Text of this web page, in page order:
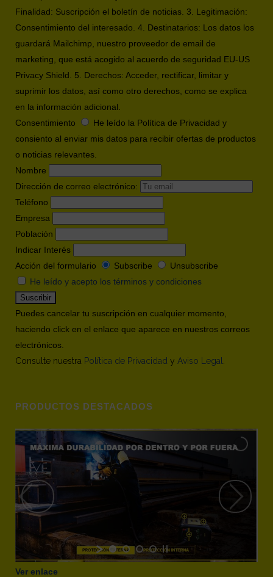
Finalidad: Suscripción el boletín de noticias. 3. Legitimación:
Consentimiento del interesado. 4. Destinatarios: Los datos los
guardará Mailchimp, nuestro proveedor de email de
marketing, que está acogido al acuerdo de seguridad EU-US
Privacy Shield. 5. Derechos: Acceder, rectificar, limitar y
suprimir los datos, así como otro derechos, como se explica
en la información adicional.
Consentimiento
He leído la Política de Privacidad y
consiento al enviar mis datos para recibir ofertas de productos
o noticias relevantes.
Nombre
Dirección de correo electrónico:
Teléfono
Empresa
Población
Indicar Interés
Acción del formulario
Subscribe
Unsubscribe
He leído y acepto los términos y condiciones
Puedes cancelar tu suscripción en cualquier momento,
haciendo click en el enlace que aparece en nuestros correos
electrónicos.
Consulte nuestra Política de Privacidad y Aviso Legal
PRODUCTOS DESTACADOS
Ver enlace